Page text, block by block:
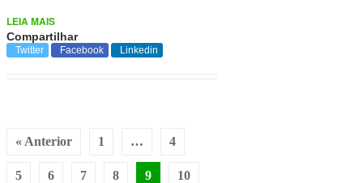
LEIA MAIS
Compartilhar
Twitter Facebook Linkedin
« Anterior 1 … 4
5 6 7 8 9 10